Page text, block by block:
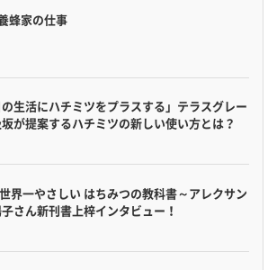
蜂家の仕事
の生活にハチミツをプラスする」テラスグレー
が提案するハチミツの新しい使い方とは？
界一やさしい はちみつの教科書～アレクサン
さん新刊書上梓インタビュー！